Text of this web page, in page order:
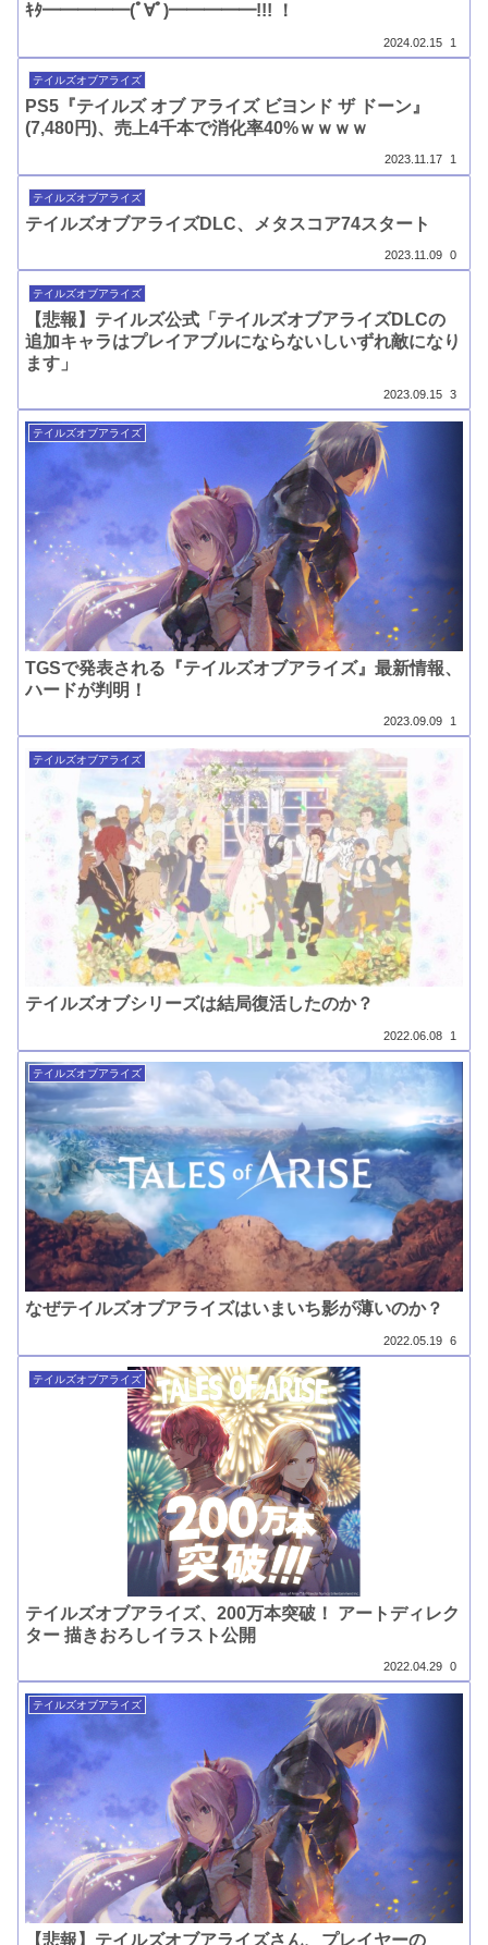
ｷﾀ━━━━━(ﾟ∀ﾟ)━━━━━!!! ！
2024.02.15 1
テイルズオブアライズ
PS5『テイルズ オブ アライズ ビヨンド ザ ドーン』
(7,480円)、売上4千本で消化率40%ｗｗｗｗ
2023.11.17 1
テイルズオブアライズ
テイルズオブアライズDLC、メタスコア74スタート
2023.11.09 0
テイルズオブアライズ
【悲報】テイルズ公式「テイルズオブアライズDLCの
追加キャラはプレイアブルにならないしいずれ敵になり
ます」
2023.09.15 3
テイルズオブアライズ
TGSで発表される『テイルズオブアライズ』最新情報、
ハードが判明！
2023.09.09 1
テイルズオブアライズ
テイルズオブシリーズは結局復活したのか？
2022.06.08 1
テイルズオブアライズ
なぜテイルズオブアライズはいまいち影が薄いのか？
2022.05.19 6
テイルズオブアライズ
テイルズオブアライズ、200万本突破！ アートディレク
ター 描きおろしイラスト公開
2022.04.29 0
テイルズオブアライズ
【悲報】テイルズオブアライズさん、プレイヤーの